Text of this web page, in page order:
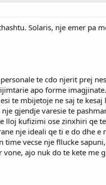
Solaris, nje emer pa
te cdo njerit prej
apo forme
te mbijetoje ne saj te
gjendje varesie te
kufizimi ose zinxhiri qe
nje ideali qe ti e do dhe e
vecse nje fllucke
ajo nuk do te kete me